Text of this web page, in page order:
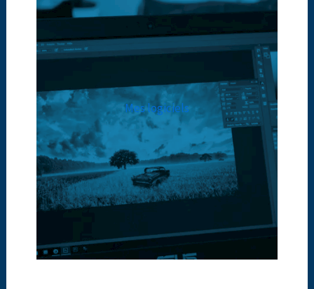
Mes logiciels